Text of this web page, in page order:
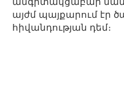
այժմ պայքարում էր
հիվանդության դեմ։